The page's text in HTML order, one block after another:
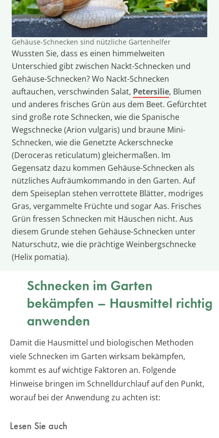
Gehäuse-Schnecken sind nützliche Gartenhelfer
Wussten Sie, dass es einen himmelweiten
Unterschied gibt zwischen Nackt-Schnecken und
Gehäuse-Schnecken? Wo Nackt-Schnecken
auftauchen, verschwinden Salat, Petersilie, Blumen
und anderes frisches Grün aus dem Beet. Gefürchtet
sind große rote Schnecken, wie die Spanische
Wegschnecke (Arion vulgaris) und braune Mini-
Schnecken, wie die Genetzte Ackerschnecke
(Deroceras reticulatum) gleichermaßen. Im
Gegensatz dazu kommen Gehäuse-Schnecken als
nützliches Aufräumkommando in den Garten. Auf
dem Speiseplan stehen verrottete Blätter, modriges
Gras, vergammelte Früchte und sogar Aas. Frisches
Grün fressen Schnecken mit Häuschen nicht. Aus
diesem Grunde stehen Gehäuse-Schnecken unter
Naturschutz, wie die prächtige Weinbergschnecke
(Helix pomatia).
Schnecken im Garten
bekämpfen – Hausmittel richtig
anwenden
Damit die Hausmittel und biologischen Methoden
viele Schnecken im Garten wirksam bekämpfen,
kommt es auf wichtige Faktoren an. Folgende
Hinweise bringen im Schnelldurchlauf auf den Punkt,
worauf bei der Anwendung zu achten ist:
Lesen Sie auch